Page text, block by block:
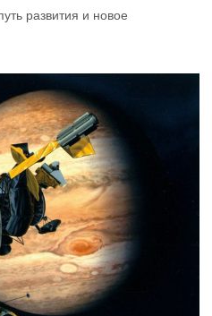
развития и новое